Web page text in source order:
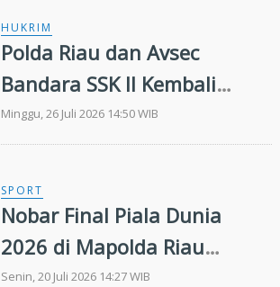
HUKRIM
Polda Riau dan Avsec
Bandara SSK II Kembali
Gagalkan Penyelundupan
Sabu 2,2 Kg
Minggu, 26 Juli 2026 14:50 WIB
SPORT
Nobar Final Piala Dunia
2026 di Mapolda Riau
Meriah, Ada Hiburan Stand
Senin, 20 Juli 2026 14:27 WIB